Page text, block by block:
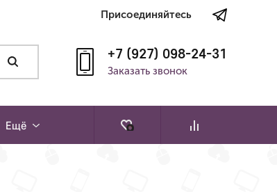
Присоединяйтесь
+7 (927) 098-24-31
Заказать звонок
Ещё